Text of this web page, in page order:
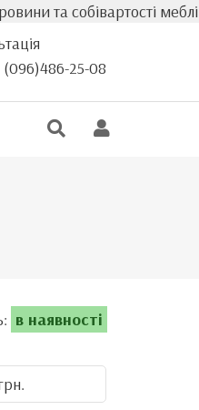
меблів,
(096)486-25-08
в наявності